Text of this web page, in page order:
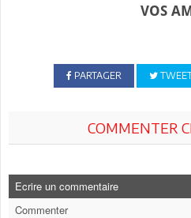
VOS
PARTAGER
COMMENTER
Ecrire un commentaire
Commenter